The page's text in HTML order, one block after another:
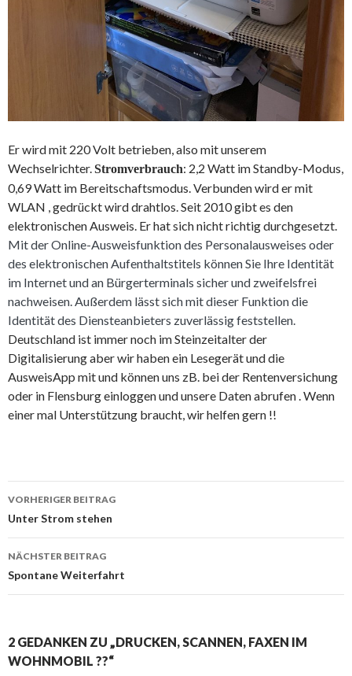
Er wird mit 220 Volt betrieben, also mit unserem
Wechselrichter. Stromverbrauch: 2,2 Watt im Standby-Modus,
0,69 Watt im Bereitschaftsmodus. Verbunden wird er mit
WLAN , gedrückt wird drahtlos. Seit 2010 gibt es den
elektronischen Ausweis. Er hat sich nicht richtig durchgesetzt.
Mit der Online-Ausweisfunktion des Personalausweises oder
des elektronischen Aufenthaltstitels können Sie Ihre Identität
im Internet und an Bürgerterminals sicher und zweifelsfrei
nachweisen. Außerdem lässt sich mit dieser Funktion die
Identität des Diensteanbieters zuverlässig feststellen.
Deutschland ist immer noch im Steinzeitalter der
Digitalisierung aber wir haben ein Lesegerät und die
AusweisApp mit und können uns zB. bei der Rentenversichung
oder in Flensburg einloggen und unsere Daten abrufen . Wenn
einer mal Unterstützung braucht, wir helfen gern !!
Beitrags-
Navigation
VORHERIGER BEITRAG
Unter Strom stehen
NÄCHSTER BEITRAG
Spontane Weiterfahrt
2 GEDANKEN ZU „DRUCKEN, SCANNEN, FAXEN IM
WOHNMOBIL ??“